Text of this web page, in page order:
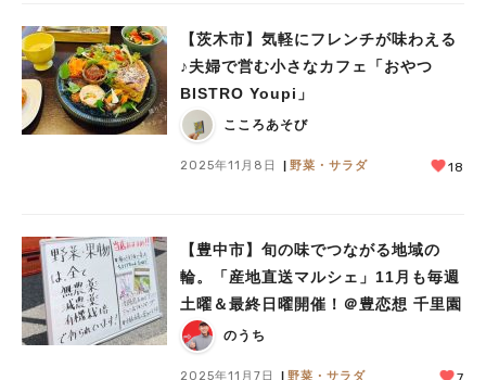
【茨木市】気軽にフレンチが味わえる
♪夫婦で営む小さなカフェ「おやつ
BISTRO Youpi」
こころあそび
2025年11月8日 野菜・サラダ 18
【豊中市】旬の味でつながる地域の
輪。「産地直送マルシェ」11月も毎週
土曜＆最終日曜開催！＠豊恋想 千里園
のうち
2025年11月7日 野菜・サラダ